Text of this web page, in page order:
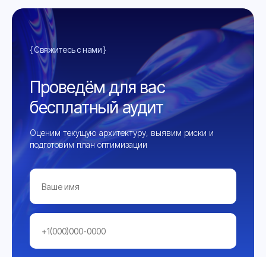
{ Свяжитесь с нами }
Проведём для вас
бесплатный аудит
Оценим текущую архитектуру, выявим риски и
подготовим план оптимизации